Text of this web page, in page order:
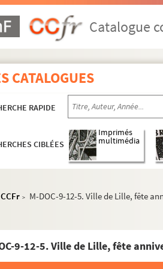
Catalogue
CATALOGUES
RAPIDE
CIBLÉES
Imprimés
multimédia
> M-DOC-9-12-5. Ville de Lille, fête
9-12-5. Ville de Lille, fête
M-DOC-1. Documents historiques lillois